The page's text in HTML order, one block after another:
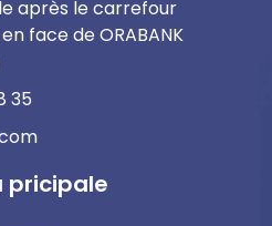
après le carrefour
face de ORABANK
35
pricipale